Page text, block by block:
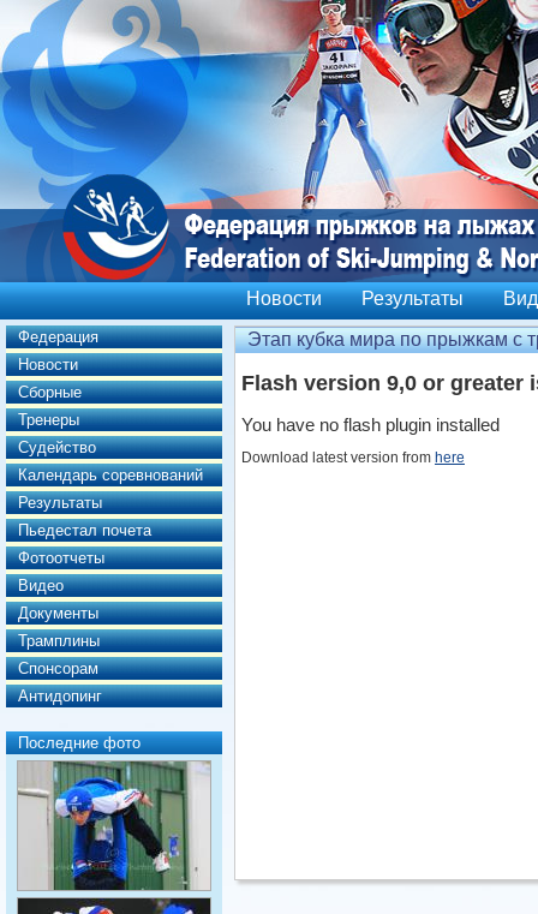
Новости Результаты
Федерация
Новости
Сборные
Тренеры
Судейство
Календарь соревнований
Результаты
Пьедестал почета
Фотоотчеты
Видео
Документы
Трамплины
Спонсорам
Антидопинг
Последние фото
Этап кубка мира по прыжкам с
Flash version 9,0 or greater
You have no flash plugin installed
Download latest version from here